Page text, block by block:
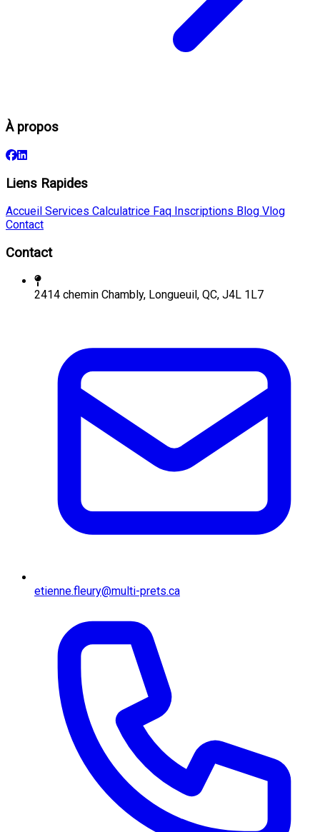
À propos
Liens Rapides
Accueil Services Calculatrice Faq Inscriptions Blog Vlog
Contact
Contact
2414 chemin Chambly, Longueuil, QC, J4L 1L7
etienne.fleury@multi-prets.ca